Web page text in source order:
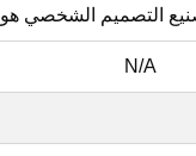
التصميم الشخصي
N/A